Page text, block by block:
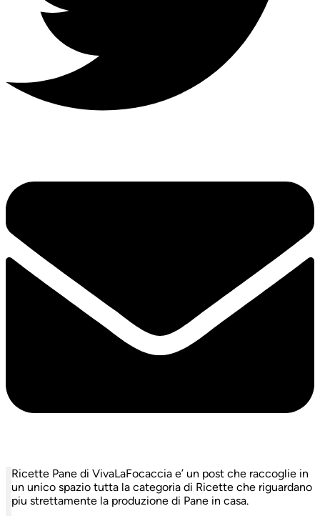
Ricette Pane di VivaLaFocaccia e’ un post che raccoglie in
un unico spazio tutta la categoria di Ricette che riguardano
piu strettamente la produzione di Pane in casa.